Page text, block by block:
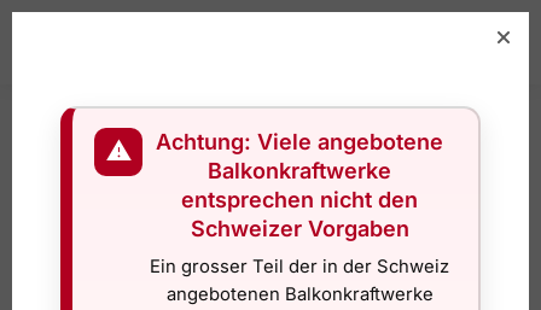
0
/ Mein Konto / Passwort zurücksetzen
Mein Konto
Hast du dein Passwort vergessen? Bitte gib deinen
Benutzernamen oder E-Mail-Adresse ein. Du erhältst
einen Link per E-Mail, womit du dir ein neues Passwort
⚠
Achtung: Viele angebotene
Balkonkraftwerke
entsprechen nicht den
Schweizer Vorgaben
Ein grosser Teil der in der Schweiz
angebotenen Balkonkraftwerke